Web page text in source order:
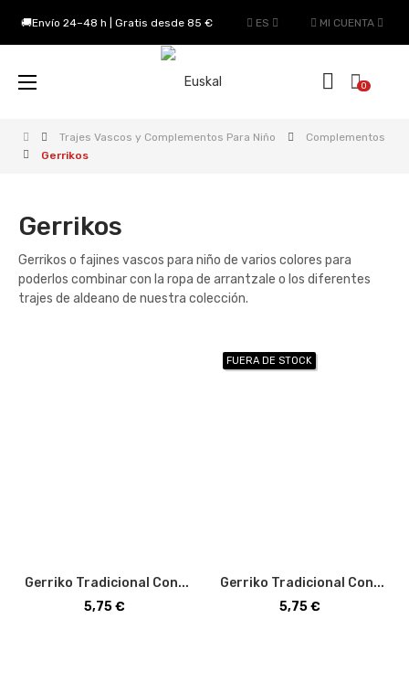
🚚Envío 24–48 h | Gratis desde 85 € ES MI CUENTA
Navegación
☰ 0
Trajes Vascos y Complementos Para Niño
Complementos
Gerrikos
Gerrikos
Gerrikos o fajines vascos para niño de varios colores para
poderlos combinar con la ropa de arrantzale o los diferentes
trajes de aldeano de nuestra colección.
Gerriko Tradicional Con...
Precio
5,75 €
FUERA DE STOCK
Gerriko Tradicional Con...
Precio
5,75 €